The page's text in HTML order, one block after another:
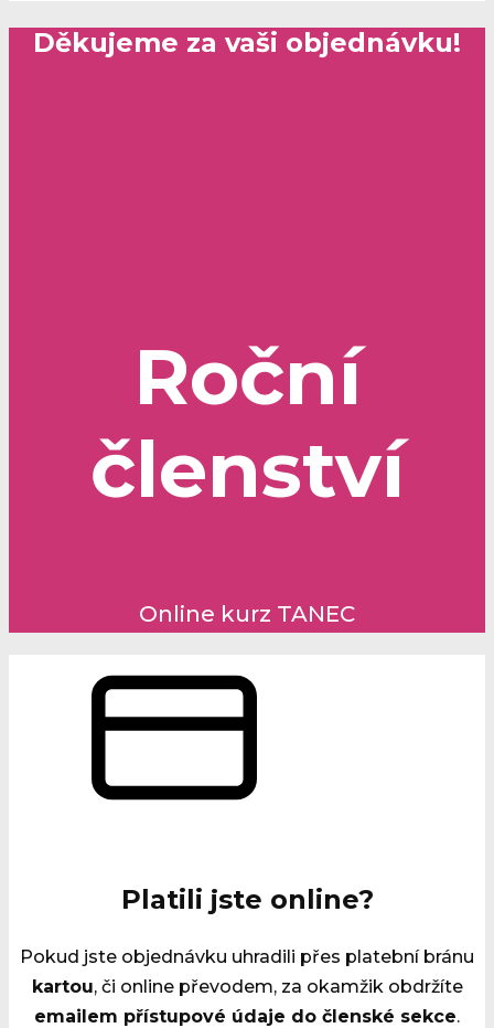
Děkujeme za vaši objednávku!
Roční
členství
Online kurz TANEC
Platili jste online?
Pokud jste objednávku uhradili přes platební bránu
kartou, či online převodem, za okamžik obdržíte
emailem přístupové údaje do členské sekce.